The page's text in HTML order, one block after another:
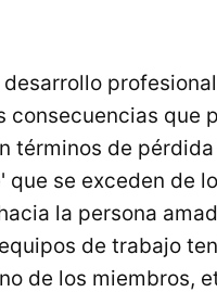
consecuencias que
términos de
que se exceden de
la persona
de trabajo
de los miembros,